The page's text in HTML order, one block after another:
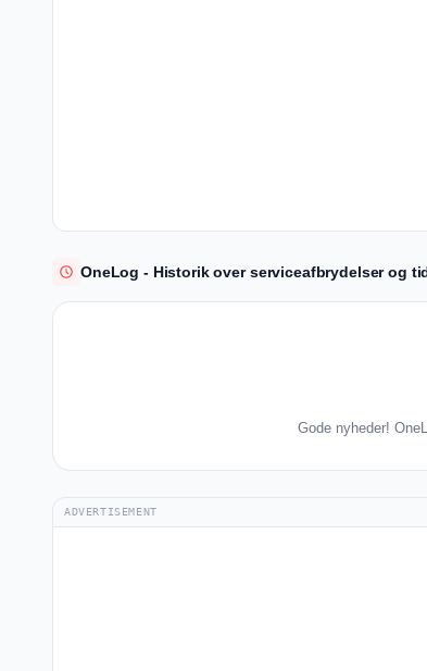
OneLog - Historik over serviceafbrydelser og
Gode nyheder!
ADVERTISEMENT